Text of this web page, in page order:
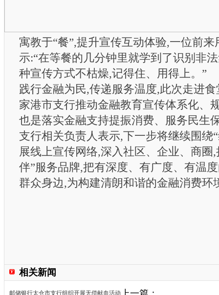
寓教于“餐”,提升宣传互动体验,一位前
示:“在等餐的几分钟里就学到了识别非
种宣传方式不枯燥,记得住、用得上。”
践行金融为民,传递服务温度,此次走进
家港市支行推动金融教育宣传体系化、
也是落实金融支持提振消费、服务民生
支行相关负责人表示,下一步将继续围绕
展线上宣传网络,深入社区、企业、商圈
伴”服务品牌,把有深度、有广度、有温
群众身边,为构建清朗和谐的金融消费环
相关新闻
邮储银行太仓市支行组织开展无偿献血活动